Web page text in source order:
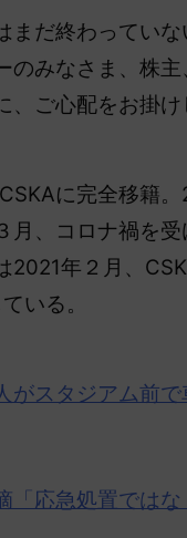
だ終わってい
のみなさま、株
、ご心配をお掛
に完全移籍
月、コロナ禍を
2021年２月、
いる。
がスタジアム前
応急処置ではな